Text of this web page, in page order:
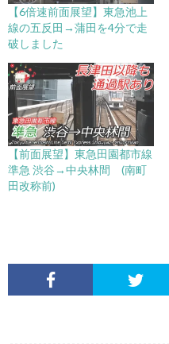
【6倍速前面展望】東急池上
線の五反田→蒲田を4分で走
破しました
【前面展望】東急田園都市線
準急 渋谷→中央林間 (南町
田改称前)